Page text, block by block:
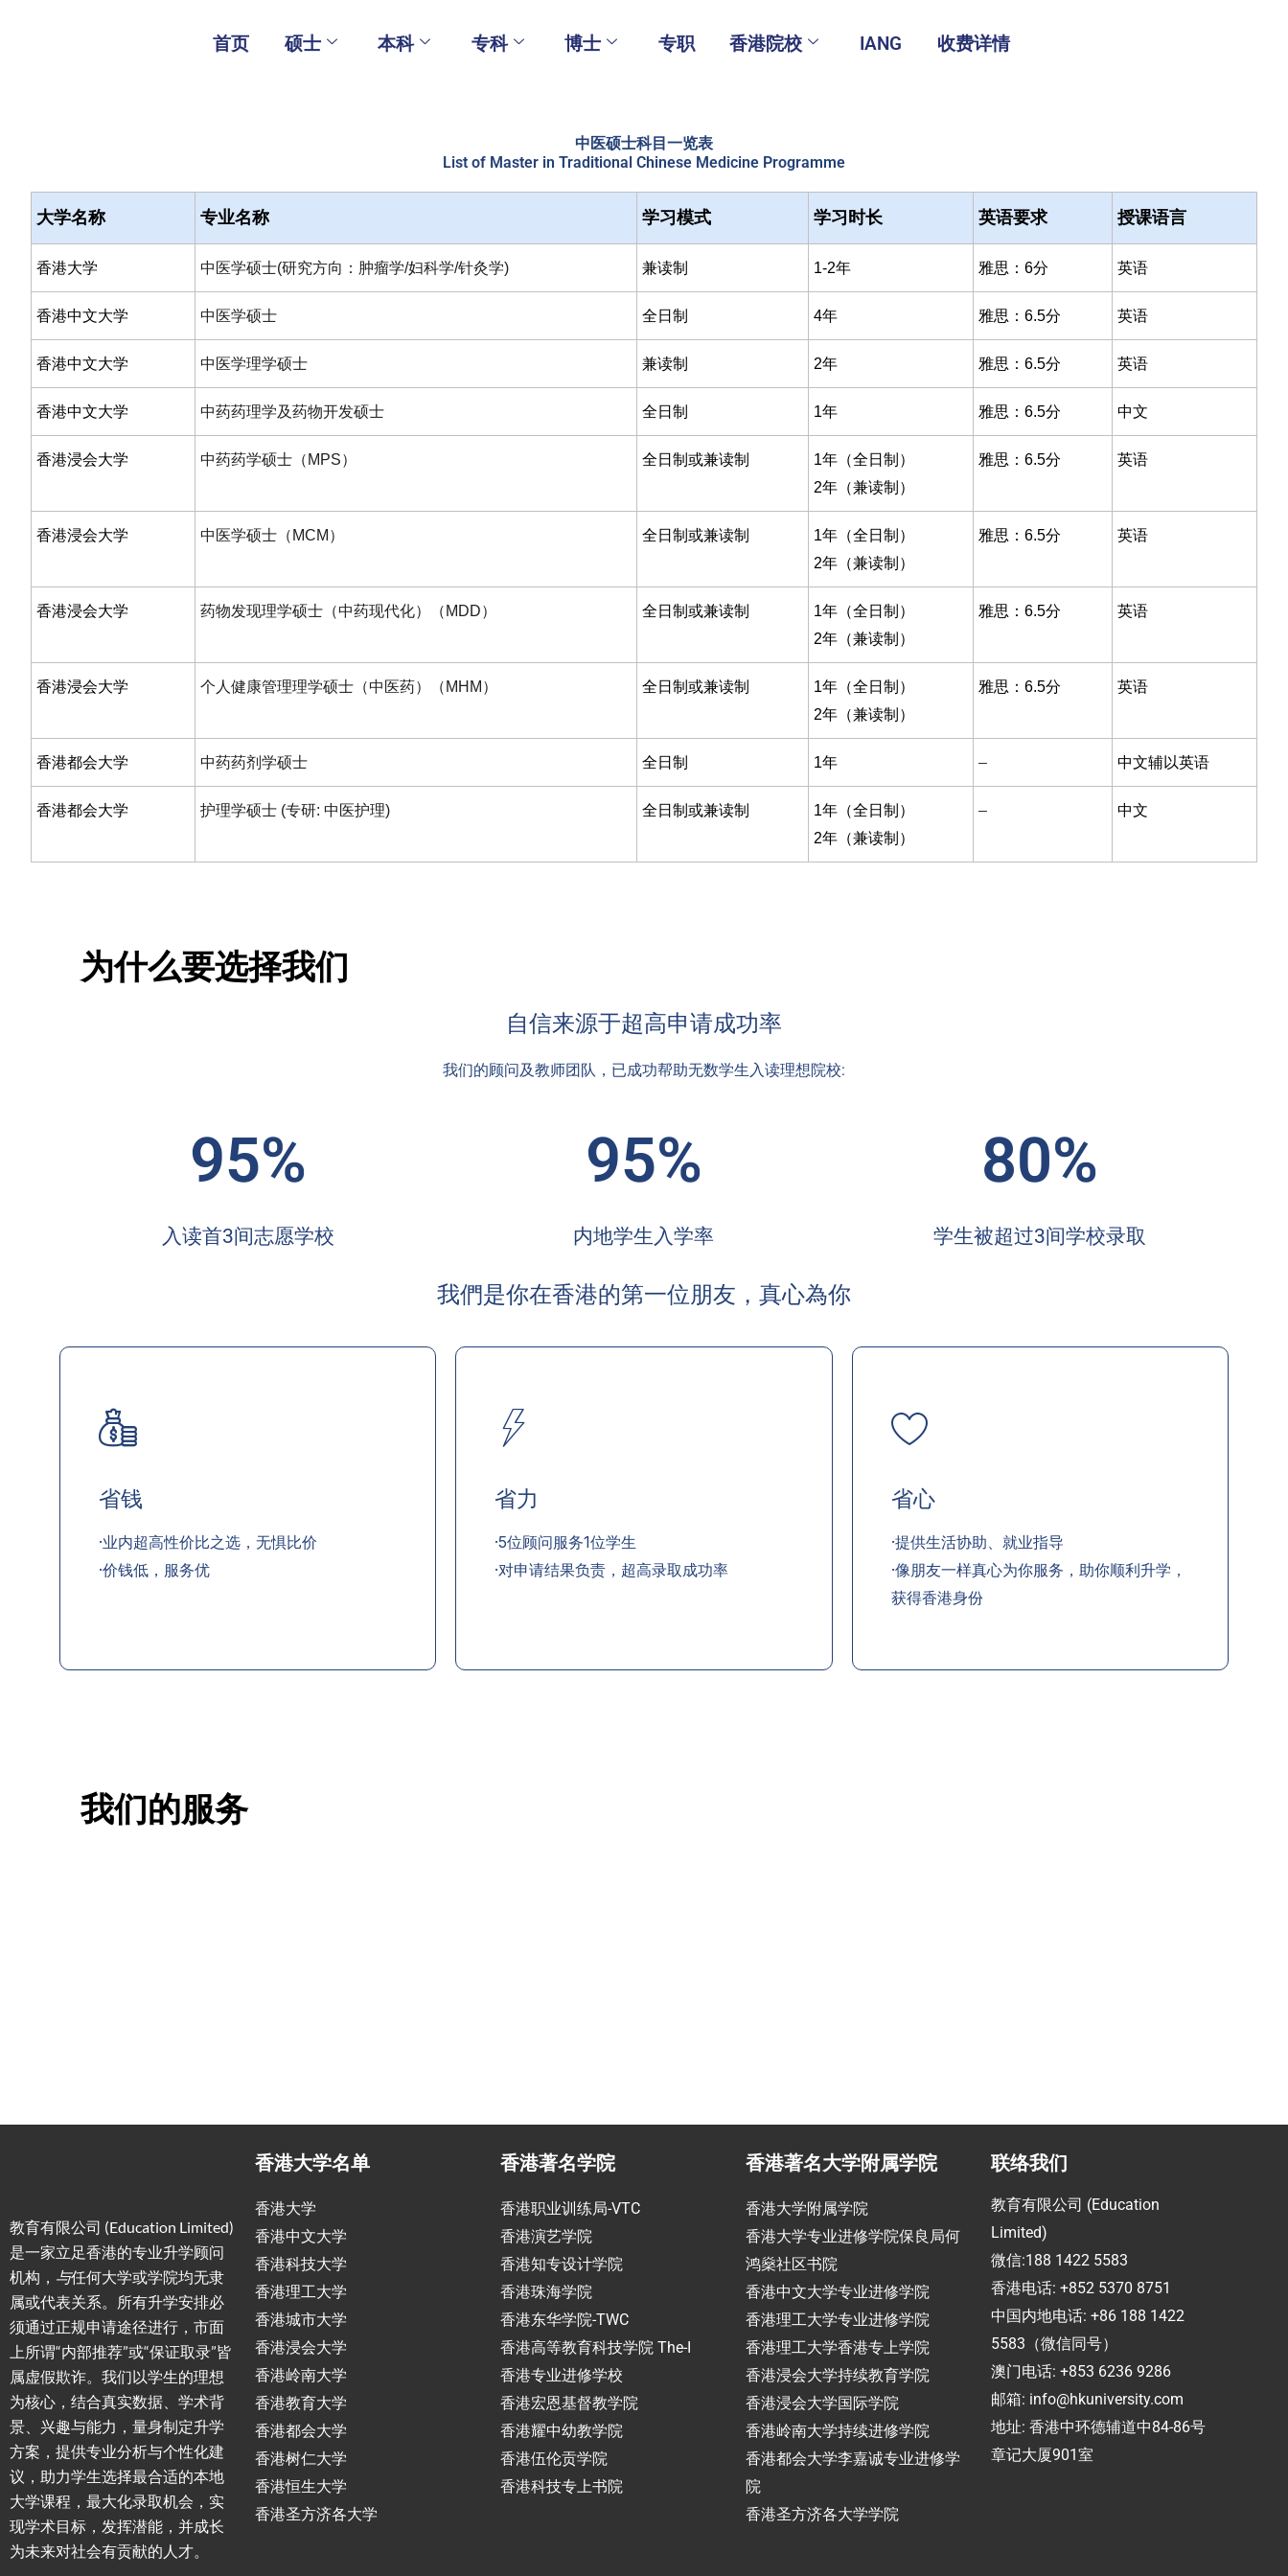
首页 硕士 本科 专科 博士 专职 香港院校 IANG 收费详情
中医硕士科目一览表
List of Master in Traditional Chinese Medicine Programme
大学名称 专业名称 学习模式 学习时长 英语要求 授课语言
香港大学 中医学硕士(研究方向：肿瘤学/妇科学/针灸学) 兼读制 1-2年 雅思：6分 英语
香港中文大学 中医学硕士 全日制 4年 雅思：6.5分 英语
香港中文大学 中医学理学硕士 兼读制 2年 雅思：6.5分 英语
香港中文大学 中药药理学及药物开发硕士 全日制 1年 雅思：6.5分 中文
香港浸会大学 中药药学硕士（MPS） 全日制或兼读制
1年（全日制）
2年（兼读制）
雅思：6.5分 英语
香港浸会大学 中医学硕士（MCM） 全日制或兼读制
1年（全日制）
2年（兼读制）
雅思：6.5分 英语
香港浸会大学 药物发现理学硕士（中药现代化）（MDD） 全日制或兼读制
1年（全日制）
2年（兼读制）
雅思：6.5分 英语
香港浸会大学 个人健康管理理学硕士（中医药）（MHM） 全日制或兼读制
1年（全日制）
2年（兼读制）
雅思：6.5分 英语
香港都会大学 中药药剂学硕士 全日制 1年 – 中文辅以英语
香港都会大学 护理学硕士 (专研: 中医护理) 全日制或兼读制
1年（全日制）
2年（兼读制）
– 中文
为什么要选择我们
自信来源于超高申请成功率
我们的顾问及教师团队，已成功帮助无数学生入读理想院校:
95%
入读首3间志愿学校
95%
内地学生入学率
80%
学生被超过3间学校录取
我們是你在香港的第一位朋友，真心為你
省钱
·业内超高性价比之选，无惧比价
·价钱低，服务优
省力
·5位顾问服务1位学生
·对申请结果负责，超高录取成功率
省心
·提供生活协助、就业指导
·像朋友一样真心为你服务，助你顺利升学，
获得香港身份
我们的服务
教育有限公司 (Education Limited)
是一家立足香港的专业升学顾问
机构， 与任何大学或学院均无隶
属或代表关系。所有升学安排必
须通过正规申请途径进行，市面
上所谓“内部推荐”或“保证取录”皆
属虚假欺诈。我们以学生的理想
为核心，结合真实数据、学术背
景、兴趣与能力，量身制定升学
方案，提供专业分析与个性化建
议，助力学生选择最合适的本地
大学课程，最大化录取机会，实
现学术目标，发挥潜能，并成长
为未来对社会有贡献的人才。
香港大学名单
香港大学
香港中文大学
香港科技大学
香港理工大学
香港城市大学
香港浸会大学
香港岭南大学
香港教育大学
香港都会大学
香港树仁大学
香港恒生大学
香港圣方济各大学
香港著名学院
香港职业训练局-VTC
香港演艺学院
香港知专设计学院
香港珠海学院
香港东华学院-TWC
香港高等教育科技学院 The-I
香港专业进修学校
香港宏恩基督教学院
香港耀中幼教学院
香港伍伦贡学院
香港科技专上书院
香港著名大学附属学院
香港大学附属学院
香港大学专业进修学院保良局何
鸿燊社区书院
香港中文大学专业进修学院
香港理工大学专业进修学院
香港理工大学香港专上学院
香港浸会大学持续教育学院
香港浸会大学国际学院
香港岭南大学持续进修学院
香港都会大学李嘉诚专业进修学
院
香港圣方济各大学学院
联络我们
教育有限公司 (Education
Limited)
微信:188 1422 5583
香港电话: +852 5370 8751
中国内地电话: +86 188 1422
5583（微信同号）
澳门电话: +853 6236 9286
邮箱: info@hkuniversity.com
地址: 香港中环德辅道中84-86号
章记大厦901室